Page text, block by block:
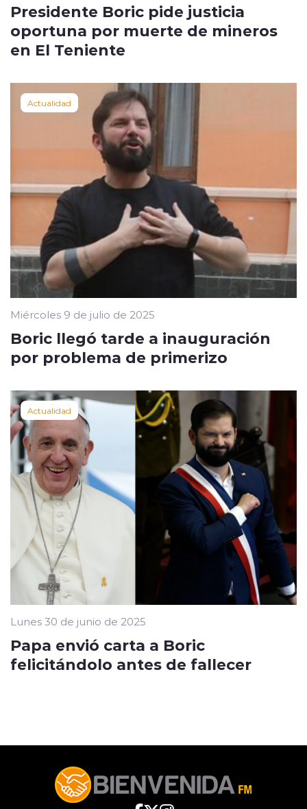
Presidente Boric pide justicia
oportuna por muerte de mineros
en El Teniente
Actualidad
Miércoles 9 de julio de 2025
Boric llegó tarde a inauguración
por problema de primerizo
Actualidad
Lunes 30 de junio de 2025
Papa envió carta a Boric
felicitándolo antes de fallecer